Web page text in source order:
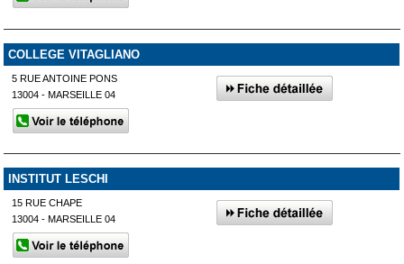
COLLEGE VITAGLIANO
5 RUE ANTOINE PONS
13004 - MARSEILLE 04
INSTITUT LESCHI
15 RUE CHAPE
13004 - MARSEILLE 04